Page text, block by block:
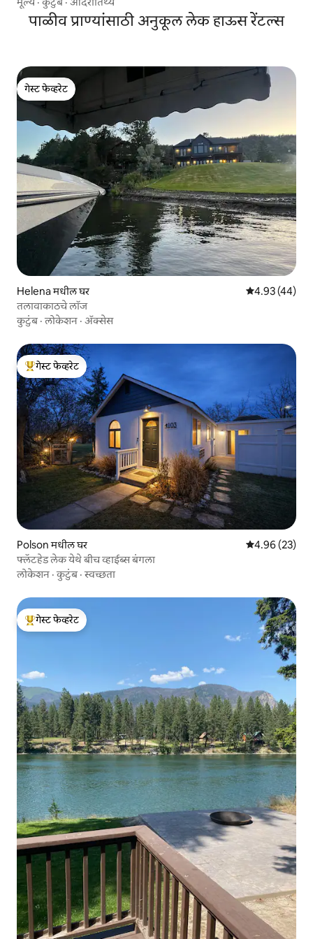
पाळीव प्राण्यांसाठी अनुकूल लेक हाऊस रेंटल्स
गेस्ट फेव्हरेट
गेस्ट फेव्हरेट
Helena मधील घर 5 पैकी 4.93
4.93 (44)
तलावाकाठचे लॉज
कुटुंब·लोकेशन · ॲक्सेस
टॉप गेस्ट फेव्हरेट
गेस्ट फेव्हरेट
Polson मधील घर 5 पैकी 4.96
4.96 (23)
फ्लॅटहेड लेक येथे बीच व्हाईब्स बंगला
लोकेशन ·कुटुंब·स्वच्छता
टॉप गेस्ट फेव्हरेट
गेस्ट फेव्हरेट